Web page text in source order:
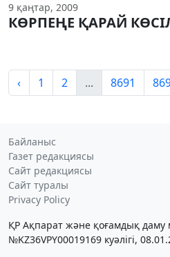
9 қаңтар, 2009
КӨРПЕҢЕ ҚАРАЙ
‹ 1 2 ... 8691
Байланыс
Газет редакциясы
Сайт редакциясы
Сайт туралы
Privacy Policy
ҚР Ақпарат және қоғамдық даму
№KZ36VPY00019169 куәлігі,